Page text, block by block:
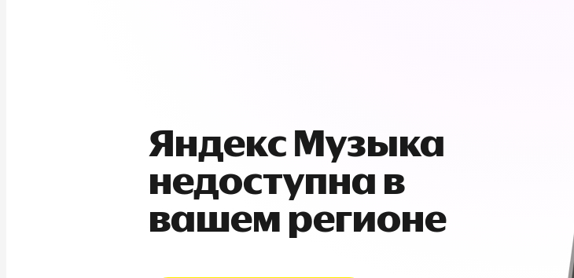
Яндекс Музыка
недоступна в
вашем регионе